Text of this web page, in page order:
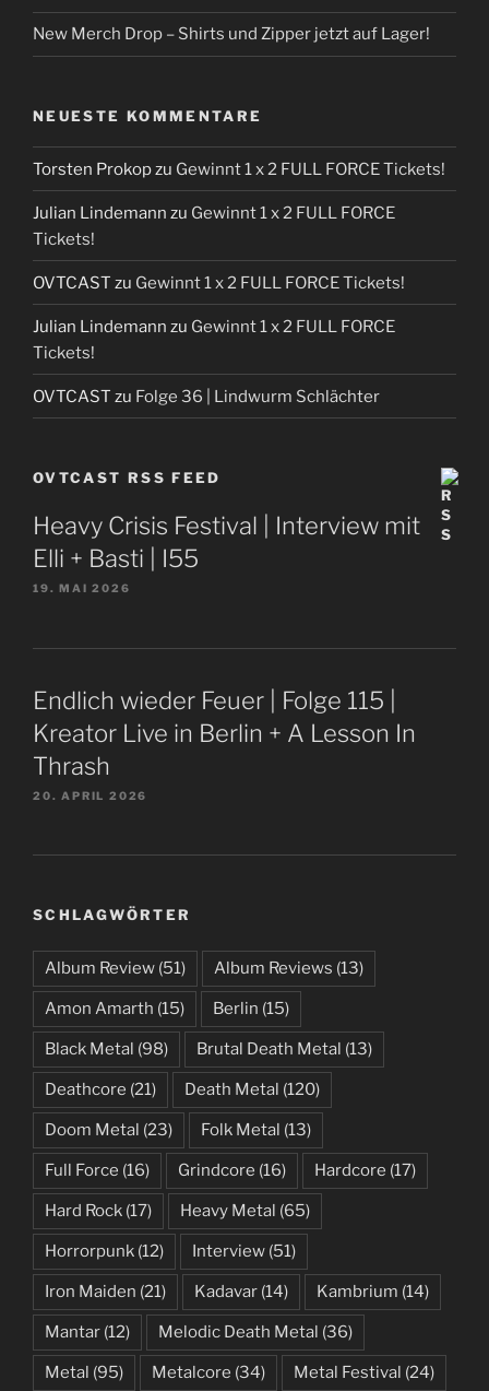
New Merch Drop – Shirts und Zipper jetzt auf Lager!
NEUESTE KOMMENTARE
Torsten Prokopzu Gewinnt 1 x 2 FULL FORCE Tickets!
Julian Lindemann zu Gewinnt 1 x 2 FULL FORCE
Tickets!
OVTCAST zu Gewinnt 1 x 2 FULL FORCE Tickets!
Julian Lindemann zu Gewinnt 1 x 2 FULL FORCE
Tickets!
OVTCAST zu Folge 36 | Lindwurm Schlächter
OVTCAST RSS FEED
Heavy Crisis Festival | Interview mit
Elli + Basti | I55
19. MAI 2026
Endlich wieder Feuer | Folge 115 |
Kreator Live in Berlin + A Lesson In
Thrash
20. APRIL 2026
SCHLAGWÖRTER
Album Review (51) Album Reviews (13)
Amon Amarth (15) Berlin (15)
Black Metal (98) Brutal Death Metal (13)
Deathcore (21) Death Metal (120)
Doom Metal (23) Folk Metal (13)
Full Force (16) Grindcore (16) Hardcore (17)
Hard Rock (17) Heavy Metal (65)
Horrorpunk (12) Interview (51)
Iron Maiden (21) Kadavar (14) Kambrium (14)
Mantar (12) Melodic Death Metal (36)
Metal (95) Metalcore (34) Metal Festival (24)